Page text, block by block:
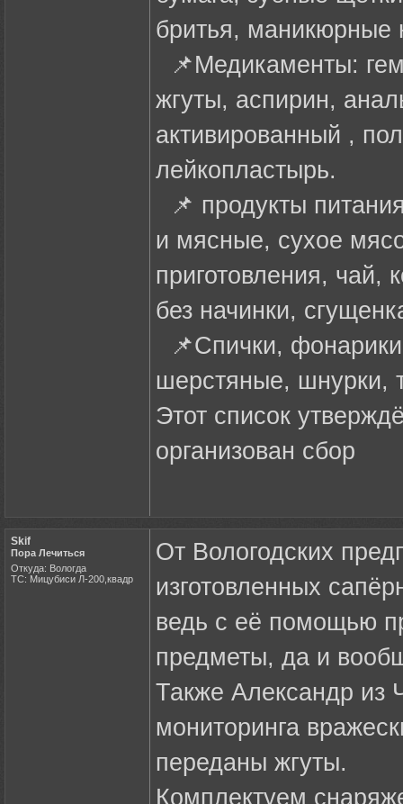
бритья,
📌Медикаменты:
жгуты, аспирин,
активированный ,
лейкопластырь.
📌 продукты
и мясные, сухое
приготовления, чай,
без начинки,
📌Спички,
шерстяные, шнурки,
Этот список
организован сбор
Skif
Пора Лечиться
Откуда: Вологда
ТС: Мицубиси Л-200,квадр
От Вологодских
изготовленных
ведь с её помощью
предметы, да и
Также Александр из
мониторинга
переданы жгуты.
Комплектуем